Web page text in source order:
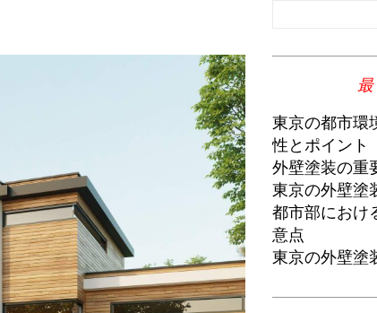
東京の都市環
性とポイント
外壁塗装の重
東京の外壁塗
都市部におけ
意点
東京の外壁塗